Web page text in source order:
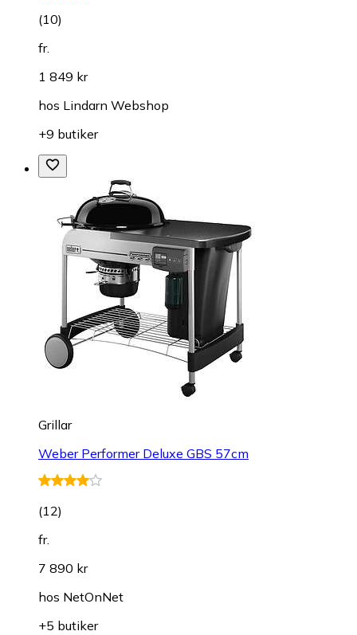
(10)
fr.
1 849 kr
hos Lindarn Webshop
+9 butiker
Grillar
Weber Performer Deluxe GBS 57cm
(12)
fr.
7 890 kr
hos NetOnNet
+5 butiker